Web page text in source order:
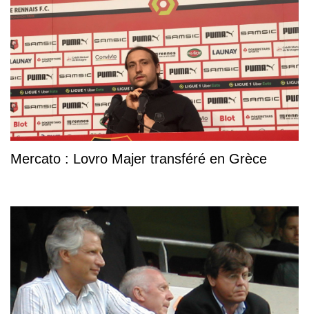
Mercato : Lovro Majer transféré en Grèce